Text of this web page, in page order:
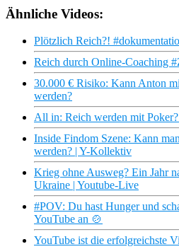
Ähnliche Videos:
Plötzlich Reich?!
Reich durch Online-Coaching
30.000 € Risiko: Kann Anton
werden?
All in: Reich werden mit
Inside Findom Szene: Kann
werden? | Y-Kollektiv
Krieg ohne Ausweg? Ein Jahr
Ukraine | Youtube-Live
#POV: Du hast Hunger und
YouTube an 🍲
YouTube ist die erfolgreichste